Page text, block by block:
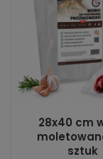
28x40 cm
sztuk